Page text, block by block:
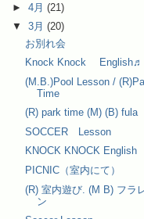
►4月(21)
▼3月(20)
お別れ会
Knock Knock English♬
(M.B.)Pool Lesson /
Time
(R) park time (M) (B) fula
SOCCER Lesson
KNOCK KNOCK English
PICNIC（室内にて）
(R) 室内遊び. (M B) フラ
ン